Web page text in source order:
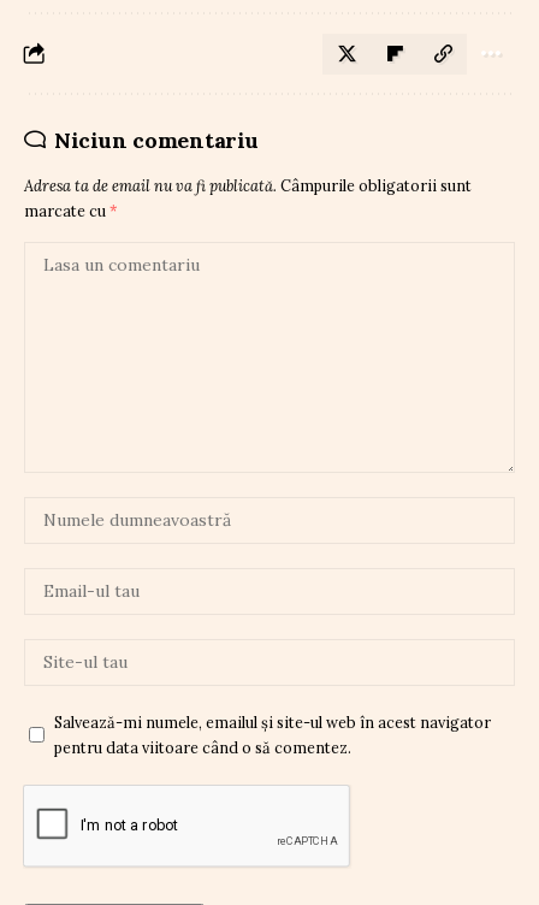
Niciun comentariu
Adresa ta de email nu va fi publicată. Câmpurile obligatorii sunt
marcate cu *
Salvează-mi numele, emailul și site-ul web în acest navigator
pentru data viitoare când o să comentez.